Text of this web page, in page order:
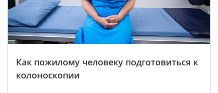
Как пожилому человеку подготовиться к
колоноскопии